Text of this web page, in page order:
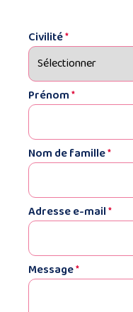
Civilité*
Prénom*
Nom de famille*
Adresse e-mail*
Message*